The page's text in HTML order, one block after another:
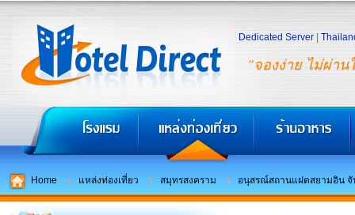
"จองง่าย ไม่ผ่าน
Dedicated Server
Home แหล่งท่องเที่ยว สมุทรสงคราม อนุสรณ์สถานแฝดสยามอิน จั